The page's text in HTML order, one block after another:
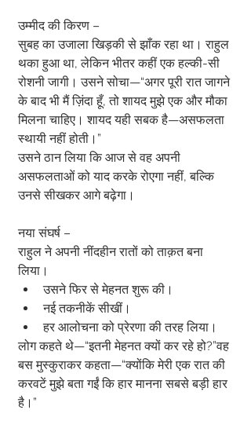
उम्मीद की किरण –
सुबह का उजाला खिड़की से झाँक रहा था। राहुल
थका हुआ था, लेकिन भीतर कहीं एक हल्की-सी
रोशनी जागी। उसने सोचा—“अगर पूरी रात जागने
के बाद भी मैं ज़िंदा हूँ, तो शायद मुझे एक और मौका
मिलना चाहिए। शायद यही सबक है—असफलता
स्थायी नहीं होती।”
उसने ठान लिया कि आज से वह अपनी
असफलताओं को याद करके रोएगा नहीं, बल्कि
उनसे सीखकर आगे बढ़ेगा।
नया संघर्ष –
राहुल ने अपनी नींदहीन रातों को ताक़त बना
लिया।
उसने फिर से मेहनत शुरू की।
नई तकनीकें सीखीं।
हर आलोचना को प्रेरणा की तरह लिया।
लोग कहते थे—“इतनी मेहनत क्यों कर रहे हो?”वह
बस मुस्कुराकर कहता—“क्योंकि मेरी एक रात की
करवटें मुझे बता गईं कि हार मानना सबसे बड़ी हार
है।”